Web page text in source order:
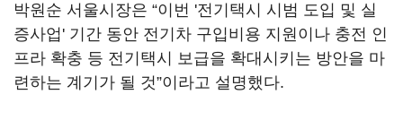
박원순 서울시장은 “이번 '전기택시 시범 도입 및 실
증사업' 기간 동안 전기차 구입비용 지원이나 충전 인
프라 확충 등 전기택시 보급을 확대시키는 방안을 마
련하는 계기가 될 것”이라고 설명했다.